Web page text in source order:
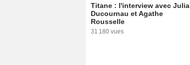
Titane : l'interview avec Julia
Ducournau et Agathe
Rousselle
31 180 vues